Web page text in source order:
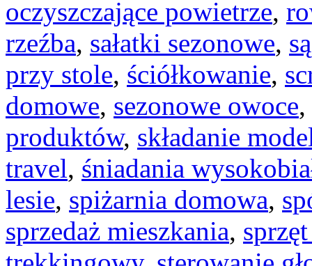
oczyszczające powietrze,
rzeźba, sałatki sezonowe,
przy stole, ściółkowanie,
domowe, sezonowe owoce,
produktów, składanie
travel, śniadania
lesie, spiżarnia domowa,
sprzedaż mieszkania,